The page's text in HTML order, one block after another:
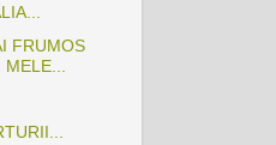
FRUMOS